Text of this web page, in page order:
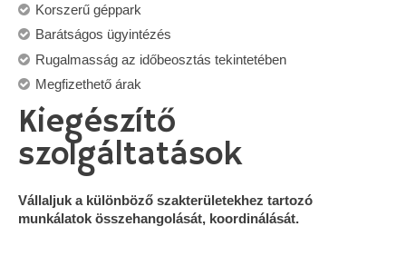
Korszerű géppark
Barátságos ügyintézés
Rugalmasság az időbeosztás tekintetében
Megfizethető árak
Kiegészítő
szolgáltatások
Vállaljuk a különböző szakterületekhez tartozó
munkálatok összehangolását, koordinálását.